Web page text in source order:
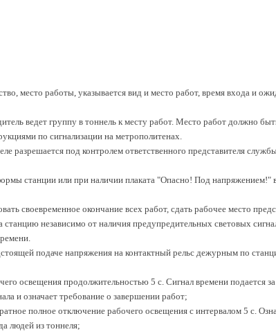
место работы, указывается вид и место работ, время входа и
ведет группу в тоннель к месту работ. Место работ должно
по сигнализации на метрополитенах.
разрешается под контролем ответственного представителя
станции или при наличии плаката "Опасно! Под напряжением!"
своевременное окончание всех работ, сдать рабочее место
независимо от наличия предупредительных световых
подаче напряжения на контактный рельс дежурным по
освещения продолжительностью 5 с. Сигнал времени подается
и означает требование о завершении работ;
полное отключение рабочего освещения с интервалом 5 с.
людей из тоннеля;